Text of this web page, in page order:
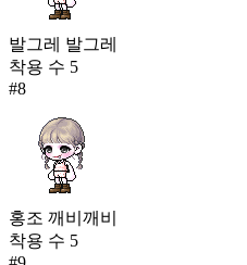
발그레 발그레
착용 수 5
#8
홍조 깨비깨비
착용 수 5